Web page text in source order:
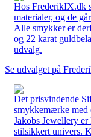
Hos FrederikIX.dk
materialer, og de
Alle smykker er
og 22 karat
udvalg.
Se udvalget på
Det prisvindende
smykkemærke med
Jakobs Jewellery
stilsikkert univers.